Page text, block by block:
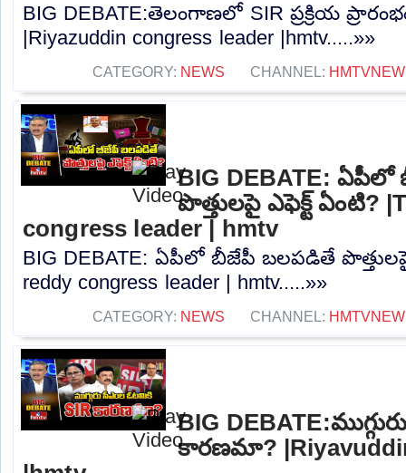
BIG DEBATE:తెలంగాణలో SIR ప్రక్రియ
|Riyazuddin congress leader |hmtv.....»»
CATEGORY: NEWS CHANNEL:
BIG DEBATE:
పొత్తులపై ఎఫెక్ట్ ఏంటి?
congress leader | hmtv
BIG DEBATE: ఏపీలో బీజేపీ బలపడితే
reddy congress leader | hmtv.....»»
CATEGORY: NEWS CHANNEL:
BIG
కారణమా?